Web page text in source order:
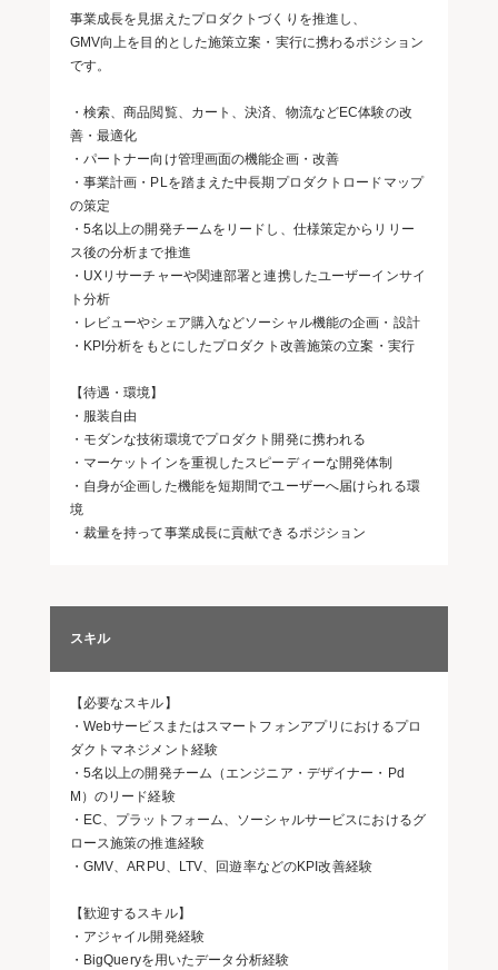
事業成長を見据えたプロダクトづくりを推進し、
GMV向上を目的とした施策立案・実行に携わるポジション
です。
・検索、商品閲覧、カート、決済、物流などEC体験の改
善・最適化
・パートナー向け管理画面の機能企画・改善
・事業計画・PLを踏まえた中長期プロダクトロードマップ
の策定
・5名以上の開発チームをリードし、仕様策定からリリー
ス後の分析まで推進
・UXリサーチャーや関連部署と連携したユーザーインサイ
ト分析
・レビューやシェア購入などソーシャル機能の企画・設計
・KPI分析をもとにしたプロダクト改善施策の立案・実行
【待遇・環境】
・服装自由
・モダンな技術環境でプロダクト開発に携われる
・マーケットインを重視したスピーディーな開発体制
・自身が企画した機能を短期間でユーザーへ届けられる環
境
・裁量を持って事業成長に貢献できるポジション
スキル
【必要なスキル】
・Webサービスまたはスマートフォンアプリにおけるプロ
ダクトマネジメント経験
・5名以上の開発チーム（エンジニア・デザイナー・Pd
M）のリード経験
・EC、プラットフォーム、ソーシャルサービスにおけるグ
ロース施策の推進経験
・GMV、ARPU、LTV、回遊率などのKPI改善経験
【歓迎するスキル】
・アジャイル開発経験
・BigQueryを用いたデータ分析経験